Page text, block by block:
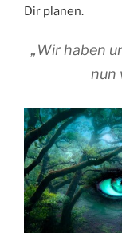
Dir planen.
„Wir haben
nun